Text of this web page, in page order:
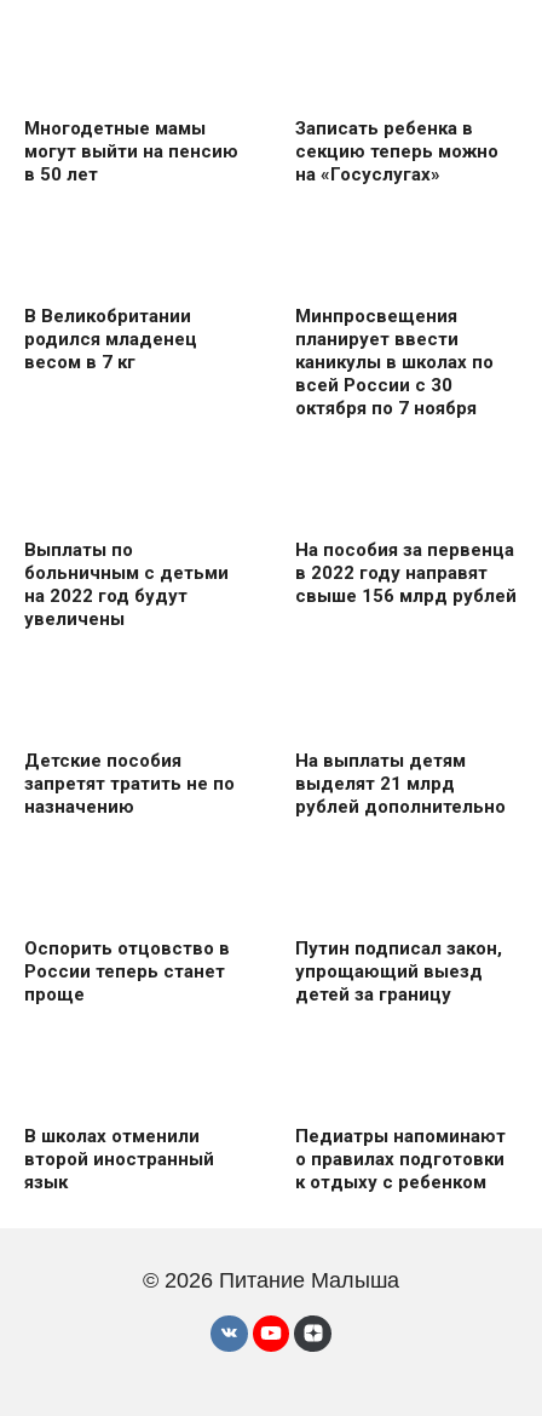
Многодетные мамы
могут выйти на пенсию
в 50 лет
Записать ребенка в
секцию теперь можно
на «Госуслугах»
В Великобритании
родился младенец
весом в 7 кг
Минпросвещения
планирует ввести
каникулы в школах по
всей России с 30
октября по 7 ноября
Выплаты по
больничным с детьми
на 2022 год будут
увеличены
На пособия за первенца
в 2022 году направят
свыше 156 млрд рублей
Детские пособия
запретят тратить не по
назначению
На выплаты детям
выделят 21 млрд
рублей дополнительно
Оспорить отцовство в
России теперь станет
проще
Путин подписал закон,
упрощающий выезд
детей за границу
В школах отменили
второй иностранный
язык
Педиатры напоминают
о правилах подготовки
к отдыху с ребенком
© 2026 Питание Малыша